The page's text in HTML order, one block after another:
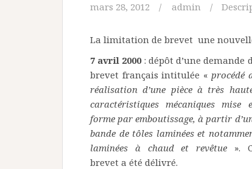
mars 28, 2012 admin
La limitation de brevet une
7 avril 2000 : dépôt d’une demande
brevet français intitulée « procédé
réalisation d’une pièce à très
caractéristiques mécaniques mise
forme par emboutissage, à partir
bande de tôles laminées et
laminées à chaud et revêtue ».
brevet a été délivré.